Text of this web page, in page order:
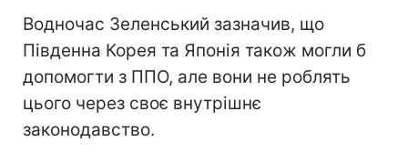
Водночас Зеленський зазначив, що
Південна Корея та Японія також могли б
допомогти з ППО, але вони не роблять
цього через своє внутрішнє
законодавство.